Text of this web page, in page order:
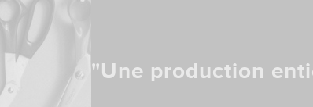
"Une production